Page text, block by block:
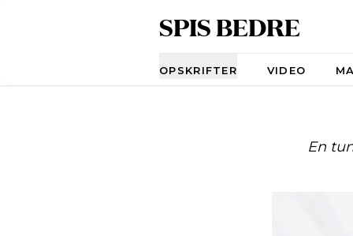
SPIS BEDRE
OPSKRIFTER VIDEO
En